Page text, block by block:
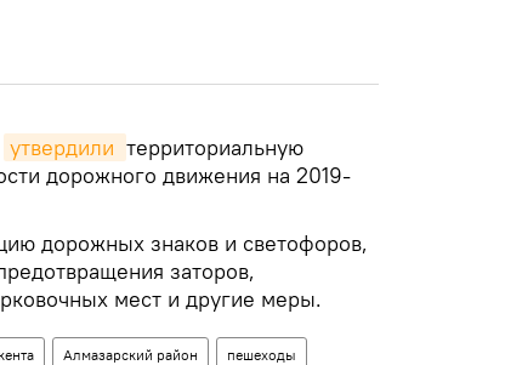
утвердили территориальную
дорожного движения на 2019-
дорожных знаков и светофоров,
заторов,
мест и другие меры.
Алмазарский район пешеходы